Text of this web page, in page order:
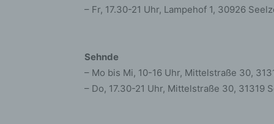
– Fr, 17.30-21 Uhr, Lampehof 1, 30926
Sehnde
– Mo bis Mi, 10-16 Uhr, Mittelstraße 30,
– Do, 17.30-21 Uhr, Mittelstraße 30, 31319